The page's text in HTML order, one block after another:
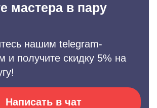
мастера в пару
нашим telegram-
и получите скидку 5% на
Написать в чат